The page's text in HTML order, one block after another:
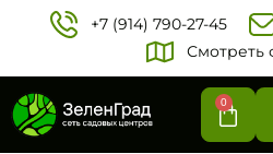
+7 (914) 790-27-45‬
Смотреть
0